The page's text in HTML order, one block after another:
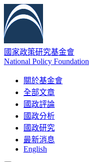
國家政策研究基金會
National Policy Foundation
關於基金會
全部文章
國政評論
國政分析
國政研究
最新消息
English